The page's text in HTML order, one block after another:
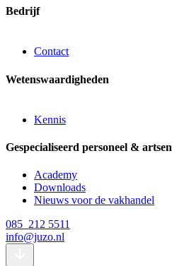
Bedrijf
Contact
Wetenswaardigheden
Kennis
Gespecialiseerd personeel & artsen
Academy
Downloads
Nieuws voor de vakhandel
085 212 5511
info@juzo.nl